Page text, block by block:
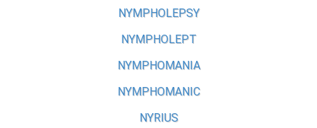
NYMPHOLEPSY
NYMPHOLEPT
NYMPHOMANIA
NYMPHOMANIC
NYRIUS